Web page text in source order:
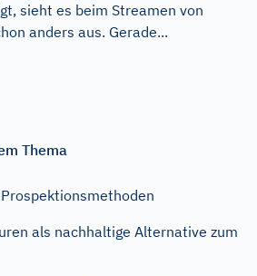
sieht es beim Streamen von
anders aus. Gerade...
Thema
als nachhaltige Alternative zum